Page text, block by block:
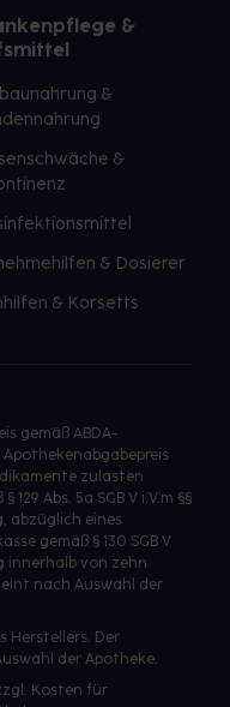
&
&
&
& Dosierer
& Korsetts
gemäß ABDA-
zulasten
Abs. 5a SGB V i.V.m §§
abzüglich eines
gemäß § 130 SGB V
innerhalb von zehn
nach Auswahl der
Herstellers. Der
der Apotheke.
Kosten für